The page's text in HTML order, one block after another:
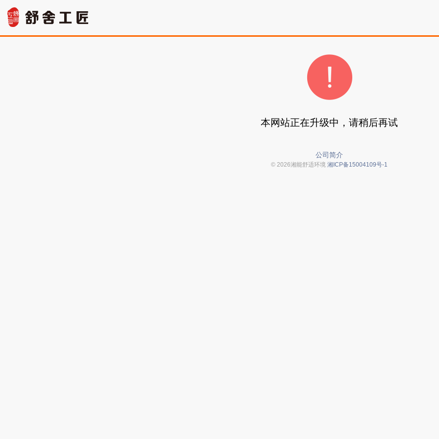
本网站正在升级中，请稍后再试
公司简介
© 2026湘能舒适环境 湘ICP备15004109号-1